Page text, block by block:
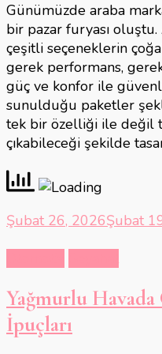
Günümüzde araba
bir pazar furyası oluştu.
çeşitli seçeneklerin
gerek performans,
güç ve konfor ile
sunulduğu paketler
tek bir özelliği ile değil
çıkabileceği şekilde
Şubat 26, 2026Şubat
Yağmurlu
İpuçları